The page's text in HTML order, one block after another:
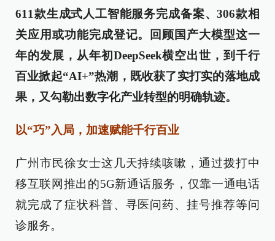
611款生成式人工智能服务完成备案、306款相
关应用或功能完成登记。回顾国产大模型这一
年的发展，从年初DeepSeek横空出世，到千行
百业掀起“AI+”热潮，既收获了实打实的落地成
果，又勾勒出数字化产业转型的明确轨迹。
以“巧”入局，加速赋能千行百业
广州市民徐女士这几天持续咳嗽，通过拨打中
移互联网推出的5G新通话服务，仅靠一通电话
就完成了症状科普、寻医问药、挂号推荐等问
诊服务。